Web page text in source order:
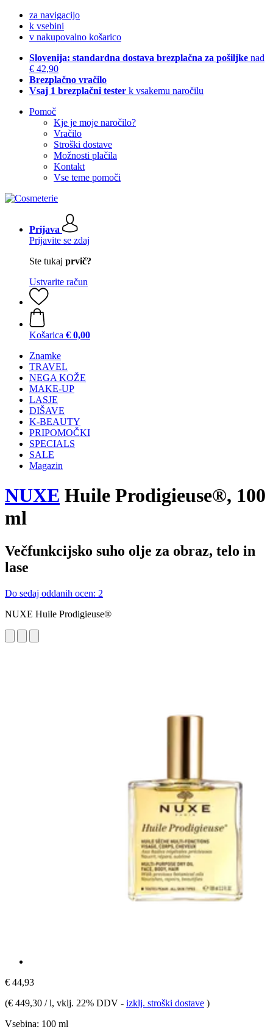
za navigacijo
k vsebini
v nakupovalno košarico
Slovenija: standardna dostava brezplačna za pošiljke nad
€ 42,90
Brezplačno vračilo
Vsaj 1 brezplačni tester k vsakemu naročilu
Pomoč
Kje je moje naročilo?
Vračilo
Stroški dostave
Možnosti plačila
Kontakt
Vse teme pomoči
Prijava
Prijavite se zdaj
Ste tukaj prvič?
Ustvarite račun
Košarica € 0,00
Znamke
TRAVEL
NEGA KOŽE
MAKE-UP
LASJE
DIŠAVE
K-BEAUTY
PRIPOMOČKI
SPECIALS
SALE
Magazin
NUXE Huile Prodigieuse®, 100
ml
Večfunkcijsko suho olje za obraz, telo in
lase
Do sedaj oddanih ocen: 2
NUXE Huile Prodigieuse®
€ 44,93
(€ 449,30 / l, vklj. 22% DDV - izklj. stroški dostave )
Vsebina: 100 ml